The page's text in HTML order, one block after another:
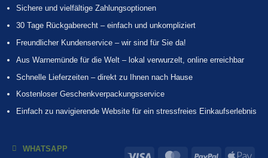
Sichere und vielfältige Zahlungsoptionen
30 Tage Rückgaberecht – einfach und unkompliziert
Freundlicher Kundenservice – wir sind für Sie da!
Aus Warnemünde für die Welt – lokal verwurzelt, online erreichbar
Schnelle Lieferzeiten – direkt zu Ihnen nach Hause
Kostenloser Geschenkverpackungsservice
Einfach zu navigierende Website für ein stressfreies Einkaufserlebnis
WHATSAPP
Visa MasterCardPayPal